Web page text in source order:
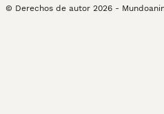
© Derechos de autor 2026 -